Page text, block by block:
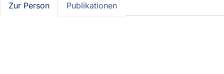
Zur Person Publikationen